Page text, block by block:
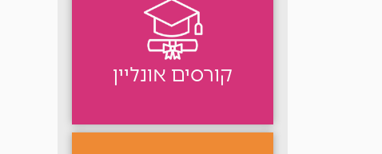
קורסים אונליין